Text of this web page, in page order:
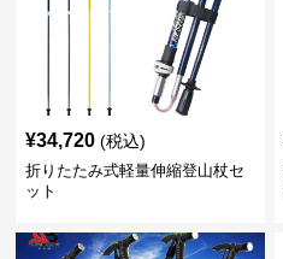
¥34,720 (税込)
折りたたみ式軽量伸縮登山杖セ
ット